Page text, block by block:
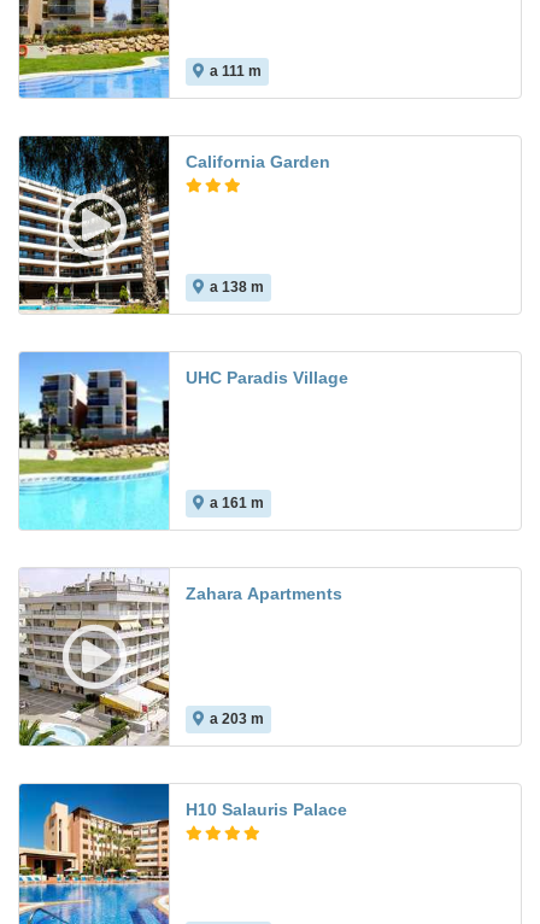
a 111 m
California Garden
a 138 m
UHC Paradis Village
a 161 m
Zahara Apartments
a 203 m
H10 Salauris Palace